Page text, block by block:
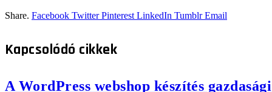
Share. Facebook Twitter Pinterest LinkedIn Tumblr Email
Kapcsolódó cikkek
A WordPress webshop készítés